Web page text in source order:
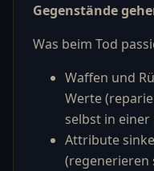
Gegenstände
Was beim Tod
Waffen und
Werte
selbst in einer
Attribute
(regenerieren